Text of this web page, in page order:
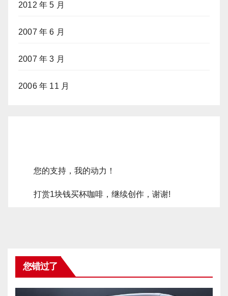
2012 年 5 月
2007 年 6 月
2007 年 3 月
2006 年 11 月
您的支持，我的动力！
打赏1块钱买杯咖啡，继续创作，谢谢!
您错过了